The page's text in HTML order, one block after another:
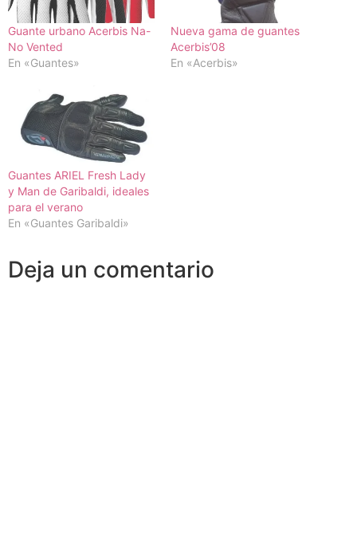
Guante urbano Acerbis Na-
No Vented
En «Guantes»
Nueva gama de guantes
Acerbis’08
En «Acerbis»
Guantes ARIEL Fresh Lady
y Man de Garibaldi, ideales
para el verano
En «Guantes Garibaldi»
Deja un comentario